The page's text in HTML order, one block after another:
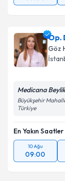
Op.
Göz
Medicana
Büyükşehir
Türkiye
En Yakın Saatler
10 Ağu
09:00